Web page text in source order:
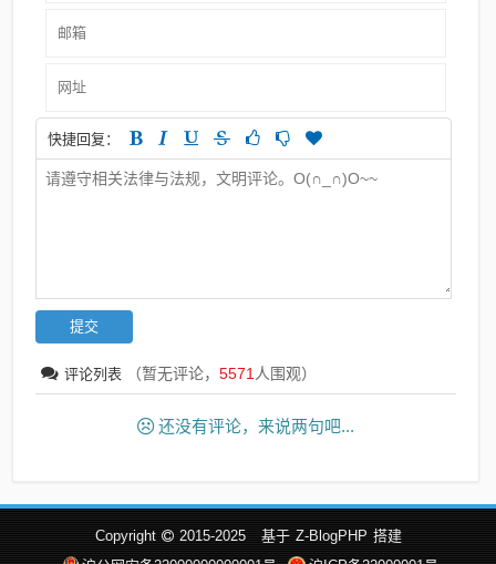
快捷回复：
评论列表 （暂无评论，5571 人围观）
还没有评论，来说两句吧...
Copyright 2015-2025 基于 Z-BlogPHP 搭建